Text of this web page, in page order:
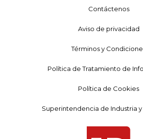
Contáctenos
Aviso de privacidad
Términos y
Política de Tratamiento de
Política de Cookies
Superintendencia de Industria